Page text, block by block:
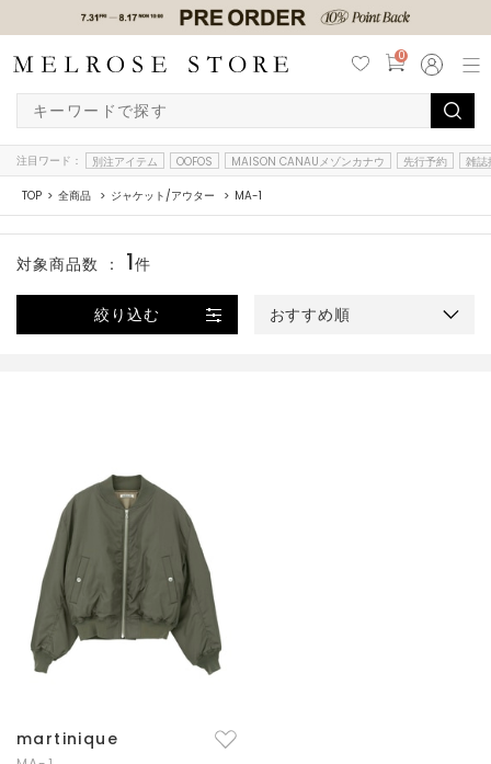
0
注目ワード： 別注アイテム OOFOS MAISON CANAUメゾンカナウ 先行予約 雑誌
TOP 全商品 ジャケット/アウター MA-1
絞り込む おすすめ順
対象商品数 ： 1件
martinique